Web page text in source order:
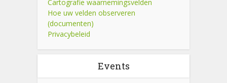
Cartografie waarnemingsvelden
Hoe uw velden observeren
(documenten)
Privacybeleid
Events